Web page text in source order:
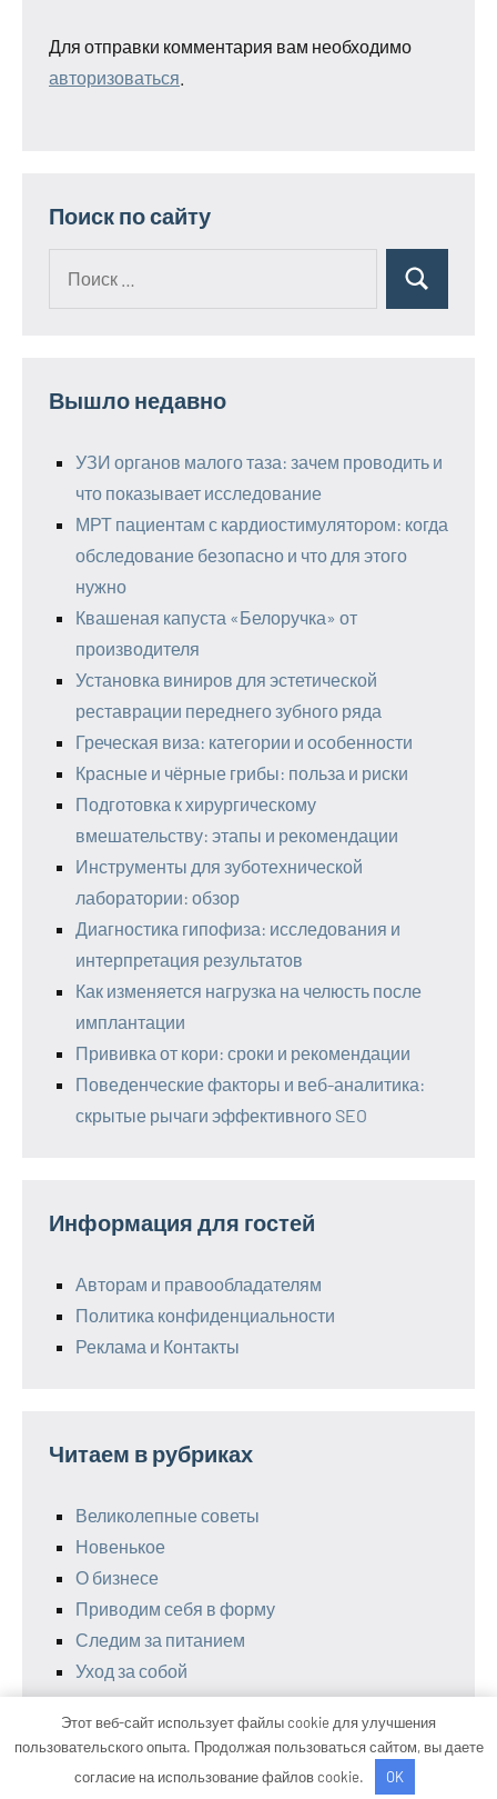
Для отправки комментария вам необходимо
авторизоваться
Поиск по сайту
Поиск
Вышло недавно
УЗИ органов малого таза: зачем проводить и
что показывает исследование
МРТ пациентам с кардиостимулятором: когда
обследование безопасно и что для этого
нужно
Квашеная капуста «Белоручка» от
производителя
Установка виниров для эстетической
реставрации переднего зубного ряда
Греческая виза: категории и особенности
Красные и чёрные грибы: польза и риски
Подготовка к хирургическому
вмешательству: этапы и рекомендации
Инструменты для зуботехнической
лаборатории: обзор
Диагностика гипофиза: исследования и
интерпретация результатов
Как изменяется нагрузка на челюсть после
имплантации
Прививка от кори: сроки и рекомендации
Поведенческие факторы и веб-аналитика:
скрытые рычаги эффективного SEO
Информация для гостей
Авторам и правообладателям
Политика конфиденциальности
Реклама и Контакты
Читаем в рубриках
Великолепные советы
Новенькое
О бизнесе
Приводим себя в форму
Следим за питанием
Уход за собой
Тема WordPress: Occasio от ThemeZee.
Этот веб-сайт использует файлы cookie для улучшения
пользовательского опыта. Продолжая пользоваться сайтом, вы даете
согласие на использование файлов cookie.
OK